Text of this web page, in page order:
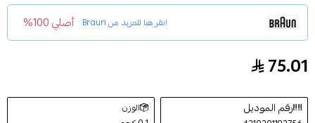
انقر هنا للمزيد منBraun أصلي 100%
آلة إزالة الشعر سيلك ايبل للنساء وردي من براون FG1100
75.01
رقم الموديل
الوزن